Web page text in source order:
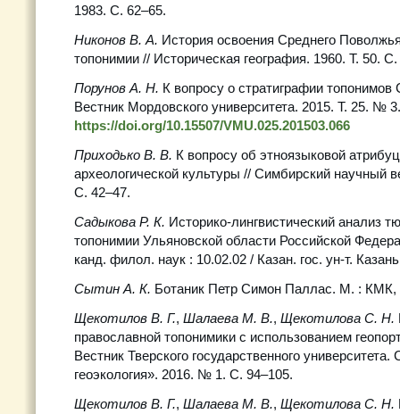
1983. С. 62–65.
Никонов В. А. История освоения Среднего
топонимии // Историческая география. 1960. Т. 50.
Порунов А. Н. К вопросу о стратиграфии
Вестник Мордовского университета. 2015. Т. 25. №
https://doi.org/10.15507/VMU.025.201503.066
Приходько В. В. К вопросу об этноязыковой
археологической культуры // Симбирский научный
С. 42–47.
Садыкова Р. К. Историко-лингвистический анализ
топонимии Ульяновской области Российской
канд. филол. наук : 10.02.02 / Казан. гос. ун-т.
Сытин А. К. Ботаник Петр Симон Паллас. М. : КМК,
Щекотилов В. Г., Шалаева М. В., Щекотилова С. Н.
православной топонимики с использованием
Вестник Тверского государственного
геоэкология». 2016. № 1. С. 94–105.
Щекотилов В. Г., Шалаева М. В., Щекотилова С. Н.